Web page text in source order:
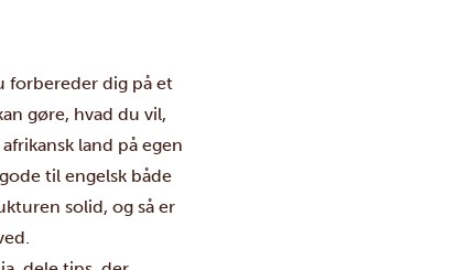
forbereder dig på et
gøre, hvad du vil,
land på egen
til engelsk både
solid, og så er